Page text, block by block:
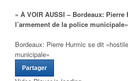
» À VOIR AUSSI – Bordeaux:
l’armement de la police municipale»
Bordeaux: Pierre Hurmic se dit
municipale»
Partager